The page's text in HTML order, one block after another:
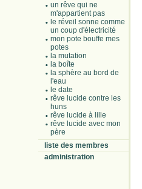
un rêve qui ne
m'appartient pas
le réveil sonne comme
un coup d'électricité
mon pote bouffe mes
potes
la mutation
la boîte
la sphère au bord de
l'eau
le date
rêve lucide contre les
huns
rêve lucide à lille
rêve lucide avec mon
père
liste des membres
administration